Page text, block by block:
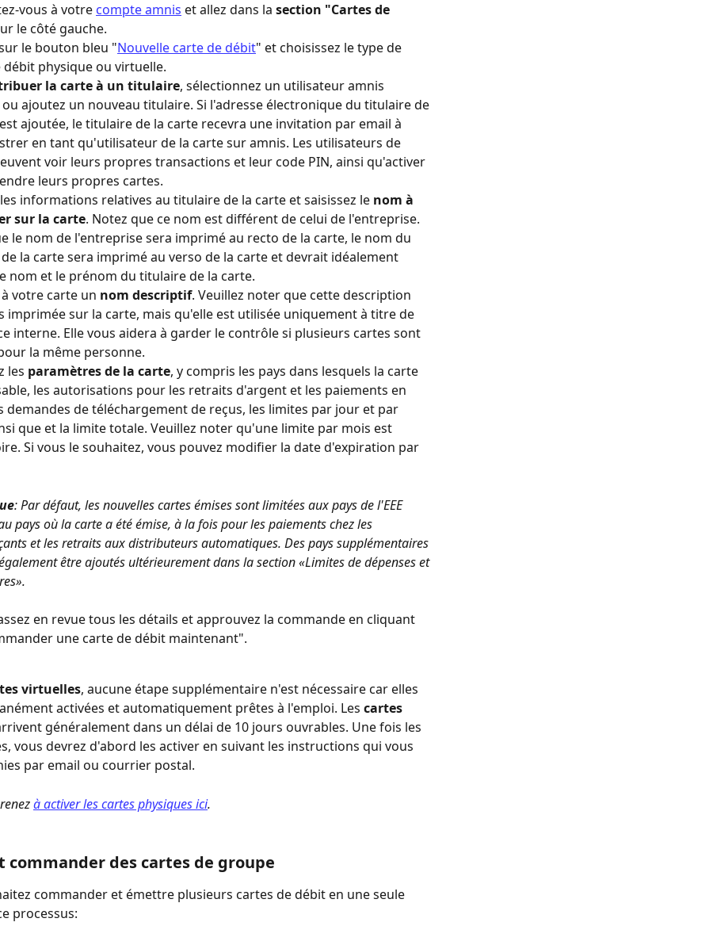
vous à votre compte amnis et allez dans la section "Cartes de
le côté gauche.
le bouton bleu "Nouvelle carte de débit" et choisissez le type de
débit physique ou virtuelle.
la carte à un titulaire, sélectionnez un utilisateur amnis
ajoutez un nouveau titulaire. Si l'adresse électronique du titulaire de
ajoutée, le titulaire de la carte recevra une invitation par email à
en tant qu'utilisateur de la carte sur amnis. Les utilisateurs de
voir leurs propres transactions et leur code PIN, ainsi qu'activer
leurs propres cartes.
informations relatives au titulaire de la carte et saisissez le nom à
sur la carte. Notez que ce nom est différent de celui de l'entreprise.
le nom de l'entreprise sera imprimé au recto de la carte, le nom du
la carte sera imprimé au verso de la carte et devrait idéalement
nom et le prénom du titulaire de la carte.
votre carte un nom descriptif. Veuillez noter que cette description
imprimée sur la carte, mais qu'elle est utilisée uniquement à titre de
interne. Elle vous aidera à garder le contrôle si plusieurs cartes sont
la même personne.
les paramètres de la carte, y compris les pays dans lesquels la carte
les autorisations pour les retraits d'argent et les paiements en
demandes de téléchargement de reçus, les limites par jour et par
que et la limite totale. Veuillez noter qu'une limite par mois est
Si vous le souhaitez, vous pouvez modifier la date d'expiration par
: Par défaut, les nouvelles cartes émises sont limitées aux pays de l'EEE
pays où la carte a été émise, à la fois pour les paiements chez les
et les retraits aux distributeurs automatiques. Des pays supplémentaires
être ajoutés ultérieurement dans la section «Limites de dépenses et
en revue tous les détails et approuvez la commande en cliquant
une carte de débit maintenant".
virtuelles, aucune étape supplémentaire n'est nécessaire car elles
activées et automatiquement prêtes à l'emploi. Les cartes
généralement dans un délai de 10 jours ouvrables. Une fois les
vous devrez d'abord les activer en suivant les instructions qui vous
par email ou courrier postal.
à activer les cartes physiques ici.
commander des cartes de groupe
commander et émettre plusieurs cartes de débit en une seule
processus: